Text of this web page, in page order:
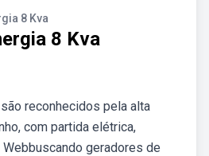
8 Kva
8 Kva
reconhecidos pela alta
com partida elétrica,
Webbuscando geradores de